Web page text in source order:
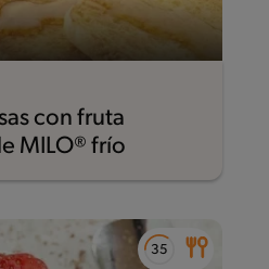
con fruta
MILO® frío